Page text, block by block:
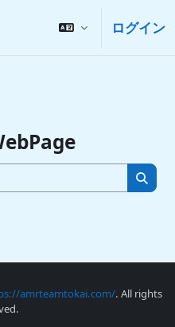
ログイン
コース
コー
amrteamtokai.com/. All rights